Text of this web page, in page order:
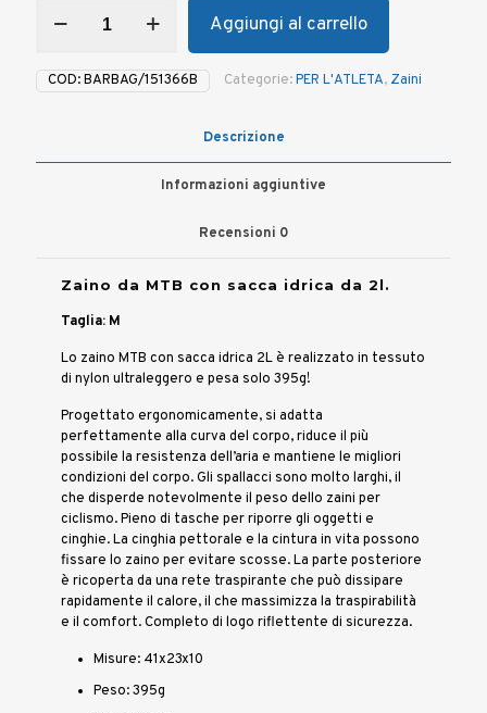
con
sacca
Aggiungi al carrello
COD:BARBAG/151366B Categorie:PER L'ATLETA, Zaini
Descrizione
Informazioni aggiuntive
Recensioni 0
Zaino da MTB con sacca idrica da 2l.
Taglia: M
Lo zaino MTB con sacca idrica 2L è realizzato in tessuto
di nylon ultraleggero e pesa solo 395g!
Progettato ergonomicamente, si adatta
perfettamente alla curva del corpo, riduce il più
possibile la resistenza dell’aria e mantiene le migliori
condizioni del corpo. Gli spallacci sono molto larghi, il
che disperde notevolmente il peso dello zaini per
ciclismo. Pieno di tasche per riporre gli oggetti e
cinghie. La cinghia pettorale e la cintura in vita possono
fissare lo zaino per evitare scosse. La parte posteriore
è ricoperta da una rete traspirante che può dissipare
rapidamente il calore, il che massimizza la traspirabilità
e il comfort. Completo di logo riflettente di sicurezza.
Misure: 41x23x10
Peso: 395g